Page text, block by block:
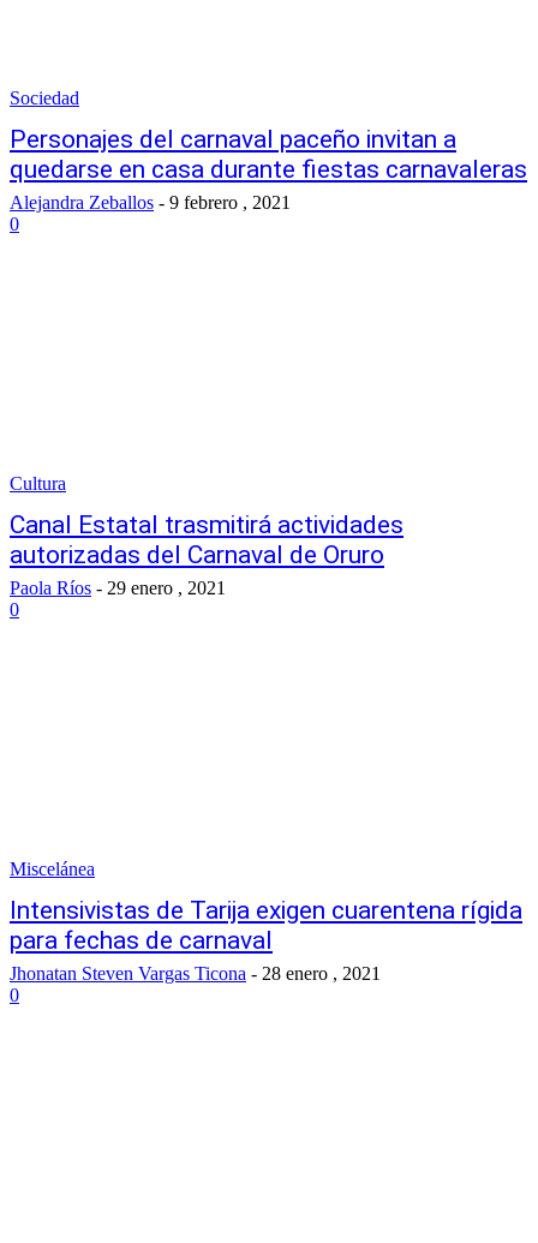
Sociedad
Personajes del carnaval paceño invitan a
quedarse en casa durante fiestas carnavaleras
Alejandra Zeballos - 9 febrero , 2021
0
Cultura
Canal Estatal trasmitirá actividades
autorizadas del Carnaval de Oruro
Paola Ríos - 29 enero , 2021
0
Miscelánea
Intensivistas de Tarija exigen cuarentena rígida
para fechas de carnaval
Jhonatan Steven Vargas Ticona - 28 enero , 2021
0